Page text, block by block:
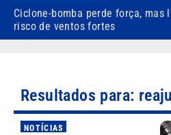
Ciclone-bomba perde força, mas
risco de ventos fortes
Resultados para:
NOTÍCIAS